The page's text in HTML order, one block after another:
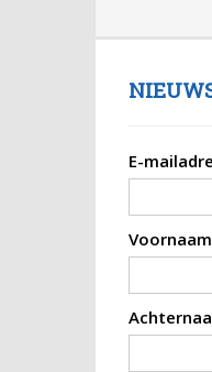
E-
Voornaam